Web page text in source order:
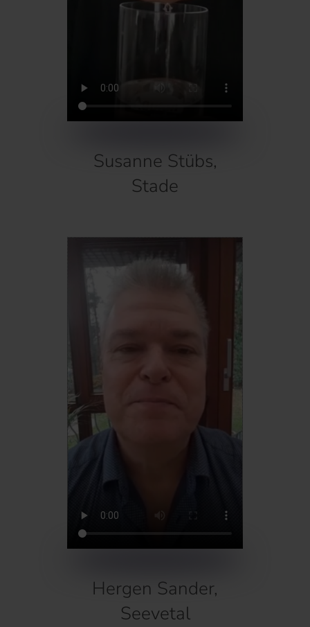
Susanne Stübs,
Stade
Hergen Sander,
Seevetal